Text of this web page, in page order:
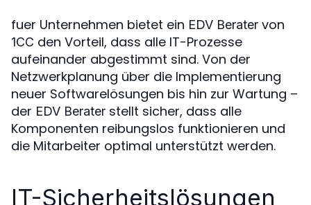
fuer Unternehmen bietet ein EDV Berater von
1CC den Vorteil, dass alle IT-Prozesse
aufeinander abgestimmt sind. Von der
Netzwerkplanung über die Implementierung
neuer Softwarelösungen bis hin zur Wartung –
der EDV Berater stellt sicher, dass alle
Komponenten reibungslos funktionieren und
die Mitarbeiter optimal unterstützt werden.
IT-Sicherheitslösungen